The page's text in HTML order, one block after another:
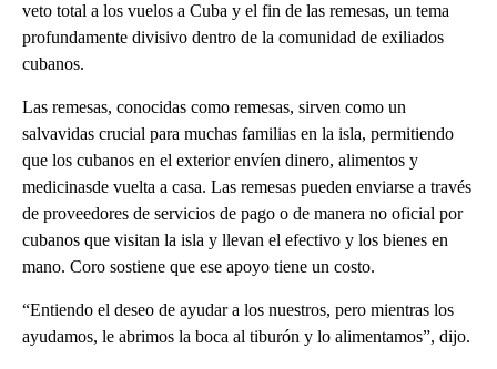
veto total a los vuelos a Cuba y el fin de las remesas, un tema
profundamente divisivo dentro de la comunidad de exiliados
cubanos.
Las remesas, conocidas como remesas, sirven como un
salvavidas crucial para muchas familias en la isla, permitiendo
que los cubanos en el exterior envíen dinero, alimentos y
medicinasde vuelta a casa. Las remesas pueden enviarse a través
de proveedores de servicios de pago o de manera no oficial por
cubanos que visitan la isla y llevan el efectivo y los bienes en
mano. Coro sostiene que ese apoyo tiene un costo.
“Entiendo el deseo de ayudar a los nuestros, pero mientras los
ayudamos, le abrimos la boca al tiburón y lo alimentamos”, dijo.